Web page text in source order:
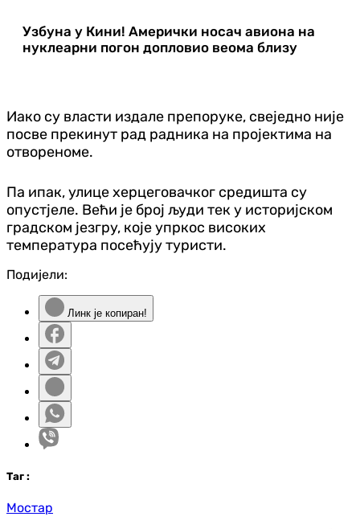
Узбуна у Кини! Амерички носач авиона на
нуклеарни погон допловио веома близу
Иако су власти издале препоруке, свеједно није
посве прекинут рад радника на пројектима на
отвореноме.
Па ипак, улице херцеговачког средишта су
опустјеле. Већи је број људи тек у историјском
градском језгру, које упркос високих
температура посећују туристи.
Подијели:
Линк је копиран!
Таг :
Мостар